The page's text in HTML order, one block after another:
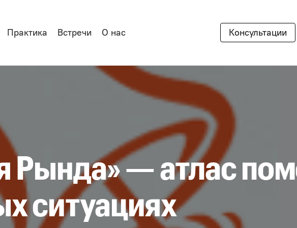
Практика Встречи О нас Консультации
Рында» — атлас
ситуациях